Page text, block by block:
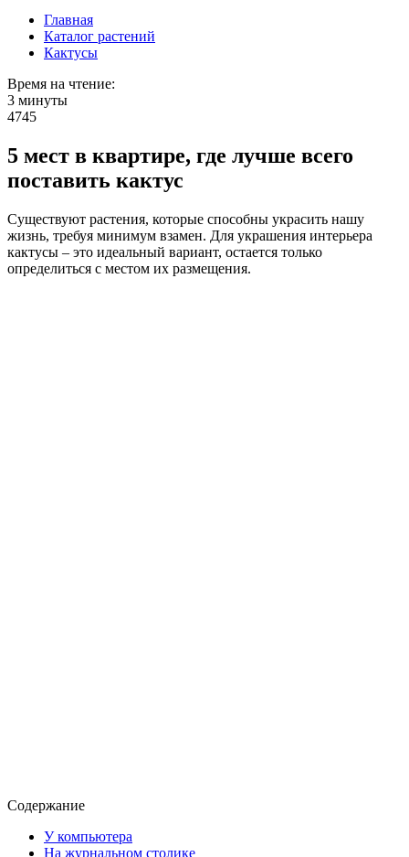
Главная
Каталог растений
Кактусы
Время на чтение:
3 минуты
4745
5 мест в квартире, где лучше всего
поставить кактус
Существуют растения, которые способны украсить нашу
жизнь, требуя минимум взамен. Для украшения интерьера
кактусы – это идеальный вариант, остается только
определиться с местом их размещения.
Содержание
У компьютера
На журнальном столике